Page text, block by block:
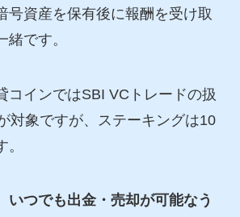
号資産を保有後に報酬を受け取
緒です。
コインではSBI VCトレードの扱
対象ですが、ステーキングは10
いつでも出金・売却が可能なう